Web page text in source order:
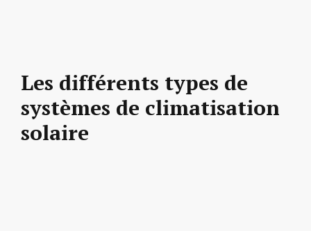
Les différents types de
systèmes de climatisation
solaire